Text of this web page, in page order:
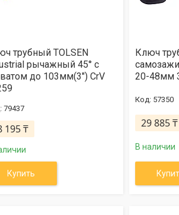
трубный TOLSEN
рычажный 45° с
до 103мм(3") CrV
79437
195 ₸
Купить
Ключ
20-48мм
57350
29 885 ₸
В наличии